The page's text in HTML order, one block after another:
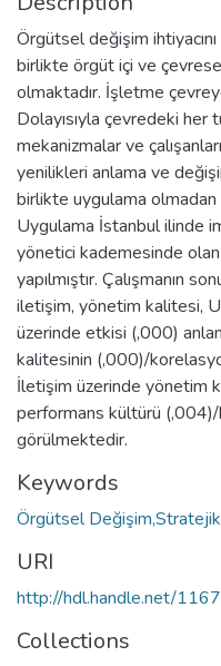
Örgütsel değişim
birlikte örgüt içi ve
olmaktadır. İşletme
Dolayısıyla çevredeki her
mekanizmalar ve
yenilikleri anlama ve
birlikte uygulama olmadan
Uygulama İstanbul ilinde
yönetici kademesinde
yapılmıştır. Çalışmanın
iletişim, yönetim kalitesi,
üzerinde etkisi (,000)
kalitesinin (,000)/
İletişim üzerinde yönetim
performans kültürü
görülmektedir.
Keywords
Örgütsel
URI
http://hdl.handle.net/
Collections